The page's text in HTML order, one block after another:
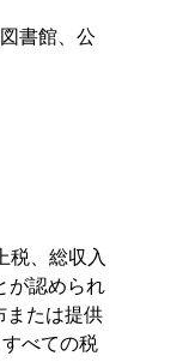
書館、公
税、総収入
が認められ
または提供
べての税